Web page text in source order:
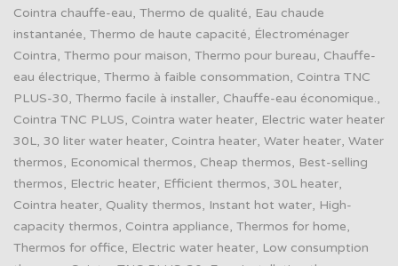
Cointra chauffe-eau, Thermo de qualité, Eau chaude
instantanée, Thermo de haute capacité, Électroménager
Cointra, Thermo pour maison, Thermo pour bureau, Chauffe-
eau électrique, Thermo à faible consommation, Cointra TNC
PLUS-30, Thermo facile à installer, Chauffe-eau économique.,
Cointra TNC PLUS, Cointra water heater, Electric water heater
30L, 30 liter water heater, Cointra heater, Water heater, Water
thermos, Economical thermos, Cheap thermos, Best-selling
thermos, Electric heater, Efficient thermos, 30L heater,
Cointra heater, Quality thermos, Instant hot water, High-
capacity thermos, Cointra appliance, Thermos for home,
Thermos for office, Electric water heater, Low consumption